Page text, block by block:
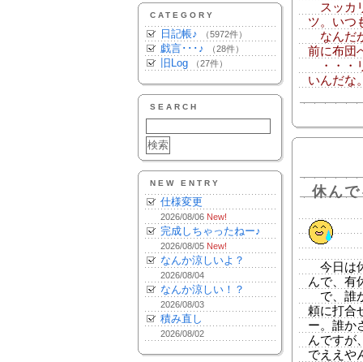
CATEGORY
日記帳♪ （5972件）
戯言･･･♪ （28件）
旧Log （27件）
SEARCH
NEW ENTRY
仕様変更
2026/08/06 New!
完成しちゃったねー♪
2026/08/05 New!
なんか涼しいよ？
2026/08/04
なんか涼しい！？
2026/08/03
積み直し
2026/08/02
スッカ
ツ。いつ
なんだ
前に布団
・・・
いんだな
休ん
今日は
んで、有
で、誰
頼に打合
ー。誰か
んですが
でええや